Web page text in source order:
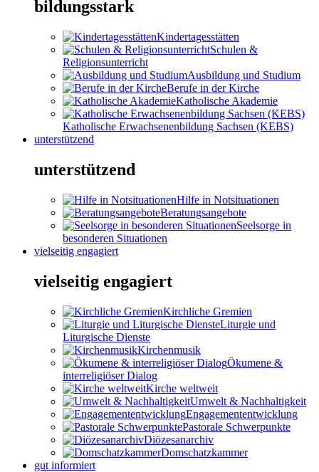
bildungsstark
Kindertagesstätten
Schulen &
Religionsunterricht
Ausbildung und Studium
Berufe in der Kirche
Katholische Akademie
Katholische Erwachsenenbildung Sachsen (KEBS)
unterstützend
unterstützend
Hilfe in Notsituationen
Beratungsangebote
Seelsorge in
besonderen Situationen
vielseitig engagiert
vielseitig engagiert
Kirchliche Gremien
Liturgie und
Liturgische Dienste
Kirchenmusik
Ökumene &
interreligiöser Dialog
Kirche weltweit
Umwelt & Nachhaltigkeit
Engagemententwicklung
Pastorale Schwerpunkte
Diözesanarchiv
Domschatzkammer
gut informiert